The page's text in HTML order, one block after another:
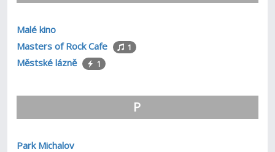
Malé kino
Masters of Rock Cafe
1
Městské lázně 1
P
Park Michalov